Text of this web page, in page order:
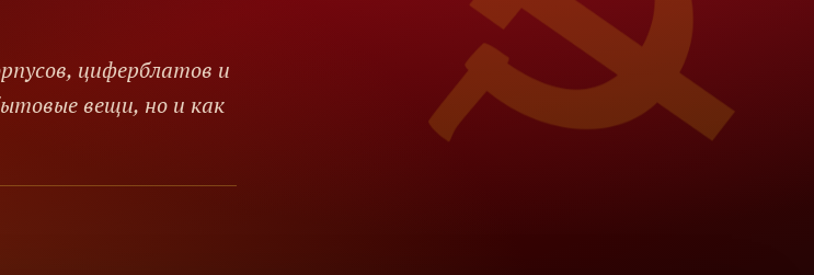
циферблатов и
вещи, но и как